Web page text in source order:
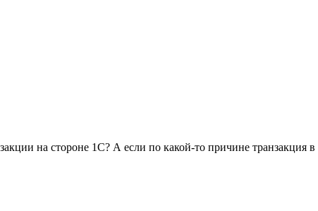
на стороне 1С? А если по какой-то причине транзакция